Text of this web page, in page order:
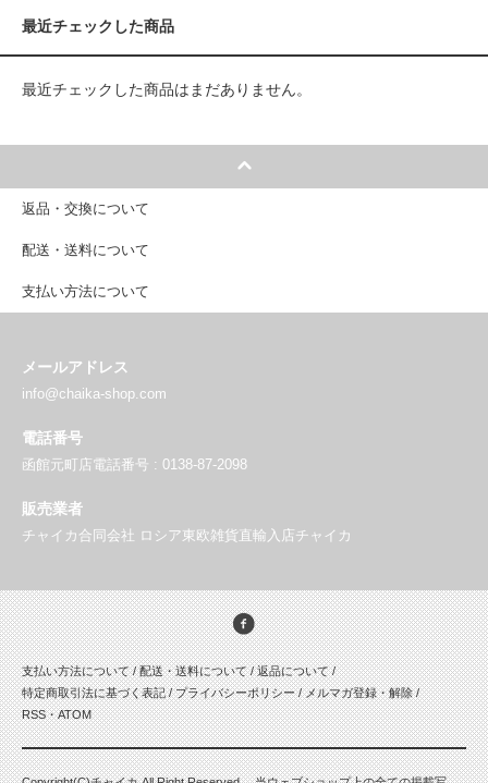
最近チェックした商品
最近チェックした商品はまだありません。
返品・交換について
配送・送料について
支払い方法について
メールアドレス
info@chaika-shop.com
電話番号
函館元町店電話番号 : 0138-87-2098
販売業者
チャイカ合同会社 ロシア東欧雑貨直輸入店チャイカ
支払い方法について/ 配送・送料について/ 返品について/
特定商取引法に基づく表記/ プライバシーポリシー/ メルマガ登録・解除/
RSS・ATOM